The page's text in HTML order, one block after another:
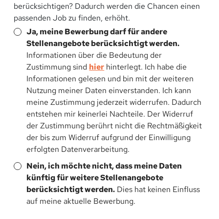
berücksichtigen? Dadurch werden die Chancen einen
passenden Job zu finden, erhöht.
Ja, meine Bewerbung darf für andere
Stellenangebote berücksichtigt werden.
Informationen über die Bedeutung der
Zustimmung sind hier hinterlegt. Ich habe die
Informationen gelesen und bin mit der weiteren
Nutzung meiner Daten einverstanden. Ich kann
meine Zustimmung jederzeit widerrufen. Dadurch
entstehen mir keinerlei Nachteile. Der Widerruf
der Zustimmung berührt nicht die Rechtmäßigkeit
der bis zum Widerruf aufgrund der Einwilligung
erfolgten Datenverarbeitung.
Nein, ich möchte nicht, dass meine Daten
künftig für weitere Stellenangebote
berücksichtigt werden. Dies hat keinen Einfluss
auf meine aktuelle Bewerbung.